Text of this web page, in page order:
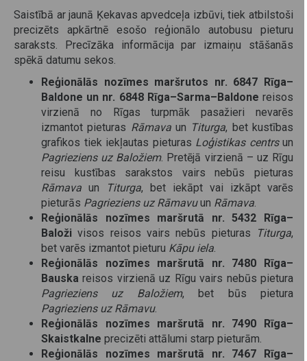
Saistībā ar jaunā Ķekavas apvedceļa izbūvi, tiek atbilstoši
precizēts apkārtnē esošo reģionālo autobusu pieturu
saraksts. Precīzāka informācija par izmaiņu stāšanās
spēkā datumu sekos.
Reģionālās nozīmes maršrutos nr. 6847 Rīga–
Baldone un nr. 6848 Rīga–Sarma–Baldone reisos
virzienā no Rīgas turpmāk pasažieri nevarēs
izmantot pieturas Rāmavaun Titurga, bet kustības
grafikos tiek iekļautas pieturas Loģistikas centrsun
Pagrieziens uz Baložiem. Pretējā virzienā – uz Rīgu
reisu kustības sarakstos vairs nebūs pieturas
Rāmava un Titurga, bet iekāpt vai izkāpt varēs
pieturās Pagrieziens uz Rāmavuun Rāmava
Reģionālās nozīmes maršrutā nr. 5432 Rīga–
Baloživisos reisos vairs nebūs pieturas Titurga,
bet varēs izmantot pieturu Kāpu iela
Reģionālās nozīmes maršrutā nr. 7480 Rīga–
Bauskareisos virzienā uz Rīgu vairs nebūs pietura
Pagrieziens uz Baložiem, bet būs pietura
Pagrieziens uz Rāmavu.
Reģionālās nozīmes maršrutā nr. 7490 Rīga–
Skaistkalne precizēti attālumi starp pieturām.
Reģionālās nozīmes maršrutā nr. 7467 Rīga–